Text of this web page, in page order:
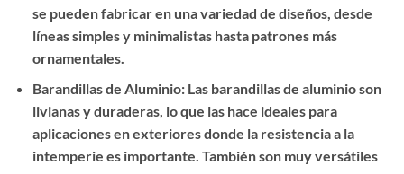
se pueden fabricar en una variedad de diseños, desde
líneas simples y minimalistas hasta patrones más
ornamentales.
Barandillas de Aluminio: Las barandillas de aluminio son
livianas y duraderas, lo que las hace ideales para
aplicaciones en exteriores donde la resistencia a la
intemperie es importante. También son muy versátiles